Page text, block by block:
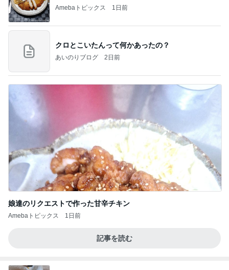
Amebaトピックス 1日前
クロとこいたんって何かあったの？
あいのりブログ 2日前
娘達のリクエストで作った甘辛チキン
Amebaトピックス 1日前
記事を読む